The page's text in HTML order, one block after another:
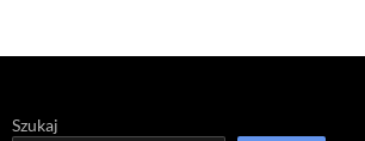
Szukaj